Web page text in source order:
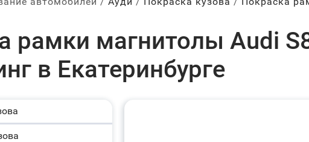
рамки магнитолы Audi
в Екатеринбурге